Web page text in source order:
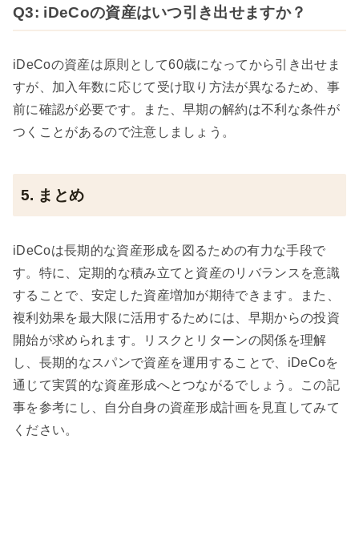
Q3: iDeCoの資産はいつ引き出せますか？
iDeCoの資産は原則として60歳になってから引き出せま
すが、加入年数に応じて受け取り方法が異なるため、事
前に確認が必要です。また、早期の解約は不利な条件が
つくことがあるので注意しましょう。
5. まとめ
iDeCoは長期的な資産形成を図るための有力な手段で
す。特に、定期的な積み立てと資産のリバランスを意識
することで、安定した資産増加が期待できます。また、
複利効果を最大限に活用するためには、早期からの投資
開始が求められます。リスクとリターンの関係を理解
し、長期的なスパンで資産を運用することで、iDeCoを
通じて実質的な資産形成へとつながるでしょう。この記
事を参考にし、自分自身の資産形成計画を見直してみて
ください。